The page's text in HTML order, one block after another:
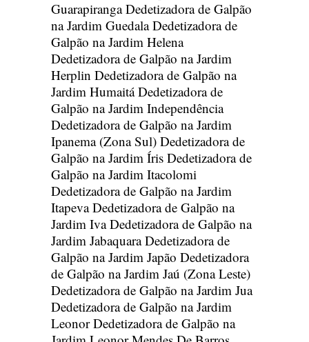
GuarapirangaDedetizadora de Galpão
na Jardim GuedalaDedetizadora de
Galpão na Jardim Helena
Dedetizadora de Galpão na Jardim
Herplin Dedetizadora de Galpão na
Jardim HumaitáDedetizadora de
Galpão na Jardim Independência
Dedetizadora de Galpão na Jardim
Ipanema (Zona Sul) Dedetizadora de
Galpão na Jardim Íris Dedetizadora de
Galpão na Jardim Itacolomi
Dedetizadora de Galpão na Jardim
ItapevaDedetizadora de Galpão na
Jardim IvaDedetizadora de Galpão na
Jardim JabaquaraDedetizadora de
Galpão na Jardim Japão Dedetizadora
de Galpão na Jardim Jaú (Zona Leste)
Dedetizadora de Galpão na Jardim Jua
Dedetizadora de Galpão na Jardim
LeonorDedetizadora de Galpão na